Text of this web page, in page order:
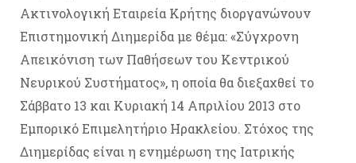
Ακτινολογική Εταιρεία Κρήτης διοργανώνουν
Επιστημονική Διημερίδα με θέμα: «Σύγχρονη
Απεικόνιση των Παθήσεων του Κεντρικού
Νευρικού Συστήματος», η οποία θα διεξαχθεί το
Σάββατο 13 και Κυριακή 14 Απριλίου 2013 στο
Εμπορικό Επιμελητήριο Ηρακλείου. Στόχος της
Διημερίδας είναι η ενημέρωση της Ιατρικής